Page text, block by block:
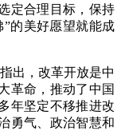
定合理目标，保持
的美好愿望就能成
出，改革开放是中
革命，推动了中国
年坚定不移推进改
勇气、政治智慧和